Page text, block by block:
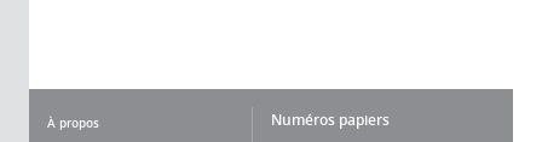
À propos
Numéros papiers